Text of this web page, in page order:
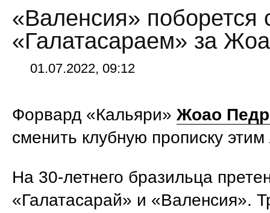
«Валенсия» поборется
«Галатасараем» за
01.07.2022, 09:12
Форвард «Кальяри» Жоао
сменить клубную прописку
На 30-летнего бразильца
«Галатасарай» и «Валенсия».